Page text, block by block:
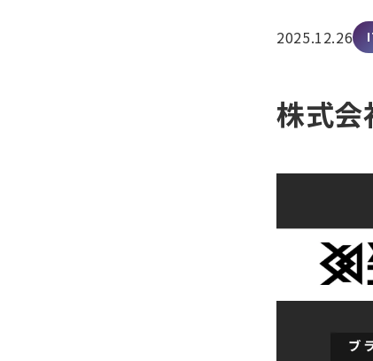
2025.12.26
株式会